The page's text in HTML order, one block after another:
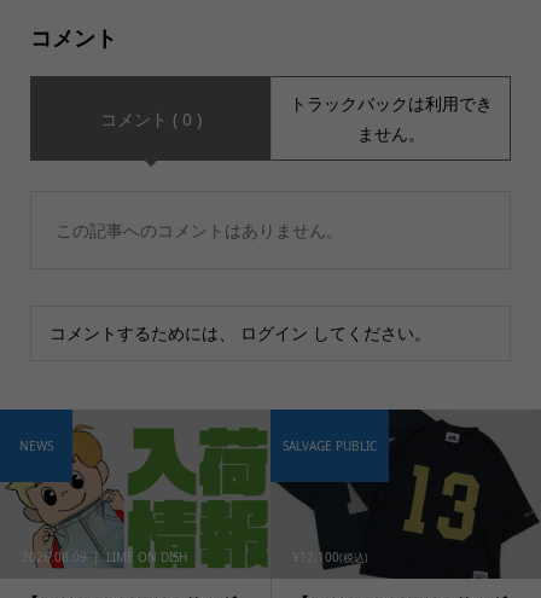
コメント
コメント ( 0 )
トラックバックは利用でき
ません。
この記事へのコメントはありません。
コメントするためには、 ログイン してください。
2026.08.09 LIME ON DISH
NEWS
¥12,100(税込)
SALVAGE PUBLIC